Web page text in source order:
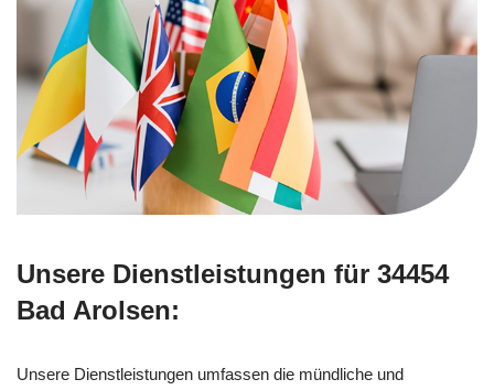
Unsere Dienstleistungen für 34454
Bad Arolsen:
Unsere Dienstleistungen umfassen die mündliche und